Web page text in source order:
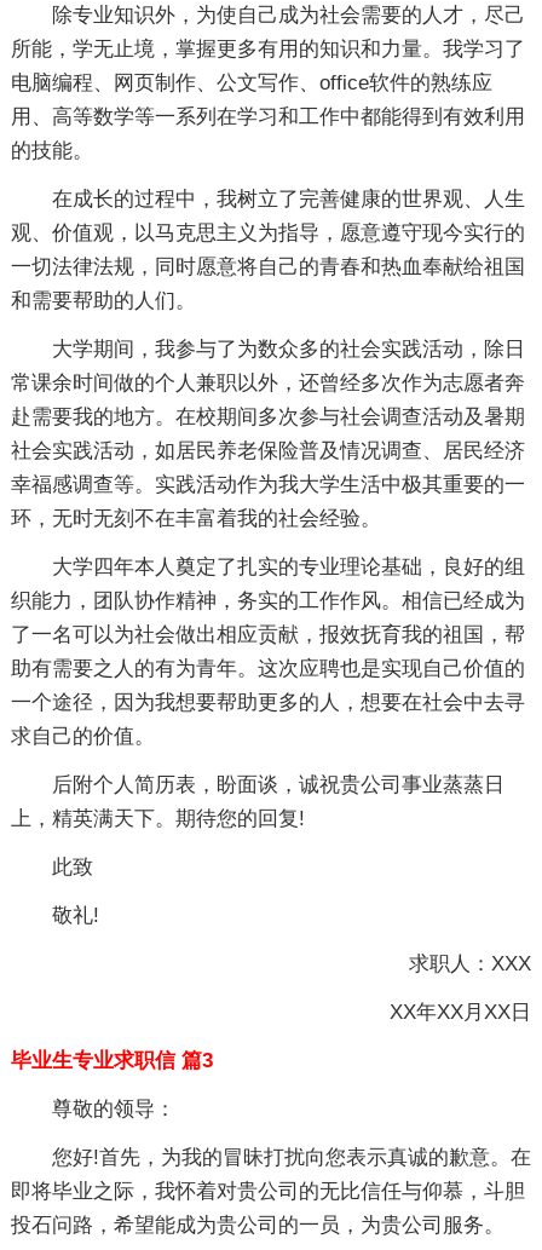
除专业知识外，为使自己成为社会需要的人才，尽己
所能，学无止境，掌握更多有用的知识和力量。我学习了
电脑编程、网页制作、公文写作、office软件的熟练应
用、高等数学等一系列在学习和工作中都能得到有效利用
的技能。
在成长的过程中，我树立了完善健康的世界观、人生
观、价值观，以马克思主义为指导，愿意遵守现今实行的
一切法律法规，同时愿意将自己的青春和热血奉献给祖国
和需要帮助的人们。
大学期间，我参与了为数众多的社会实践活动，除日
常课余时间做的个人兼职以外，还曾经多次作为志愿者奔
赴需要我的地方。在校期间多次参与社会调查活动及暑期
社会实践活动，如居民养老保险普及情况调查、居民经济
幸福感调查等。实践活动作为我大学生活中极其重要的一
环，无时无刻不在丰富着我的社会经验。
大学四年本人奠定了扎实的专业理论基础，良好的组
织能力，团队协作精神，务实的工作作风。相信已经成为
了一名可以为社会做出相应贡献，报效抚育我的祖国，帮
助有需要之人的有为青年。这次应聘也是实现自己价值的
一个途径，因为我想要帮助更多的人，想要在社会中去寻
求自己的价值。
后附个人简历表，盼面谈，诚祝贵公司事业蒸蒸日
上，精英满天下。期待您的回复!
此致
敬礼!
求职人：XXX
XX年XX月XX日
毕业生专业求职信 篇3
尊敬的领导：
您好!首先，为我的冒昧打扰向您表示真诚的歉意。在
即将毕业之际，我怀着对贵公司的无比信任与仰慕，斗胆
投石问路，希望能成为贵公司的一员，为贵公司服务。